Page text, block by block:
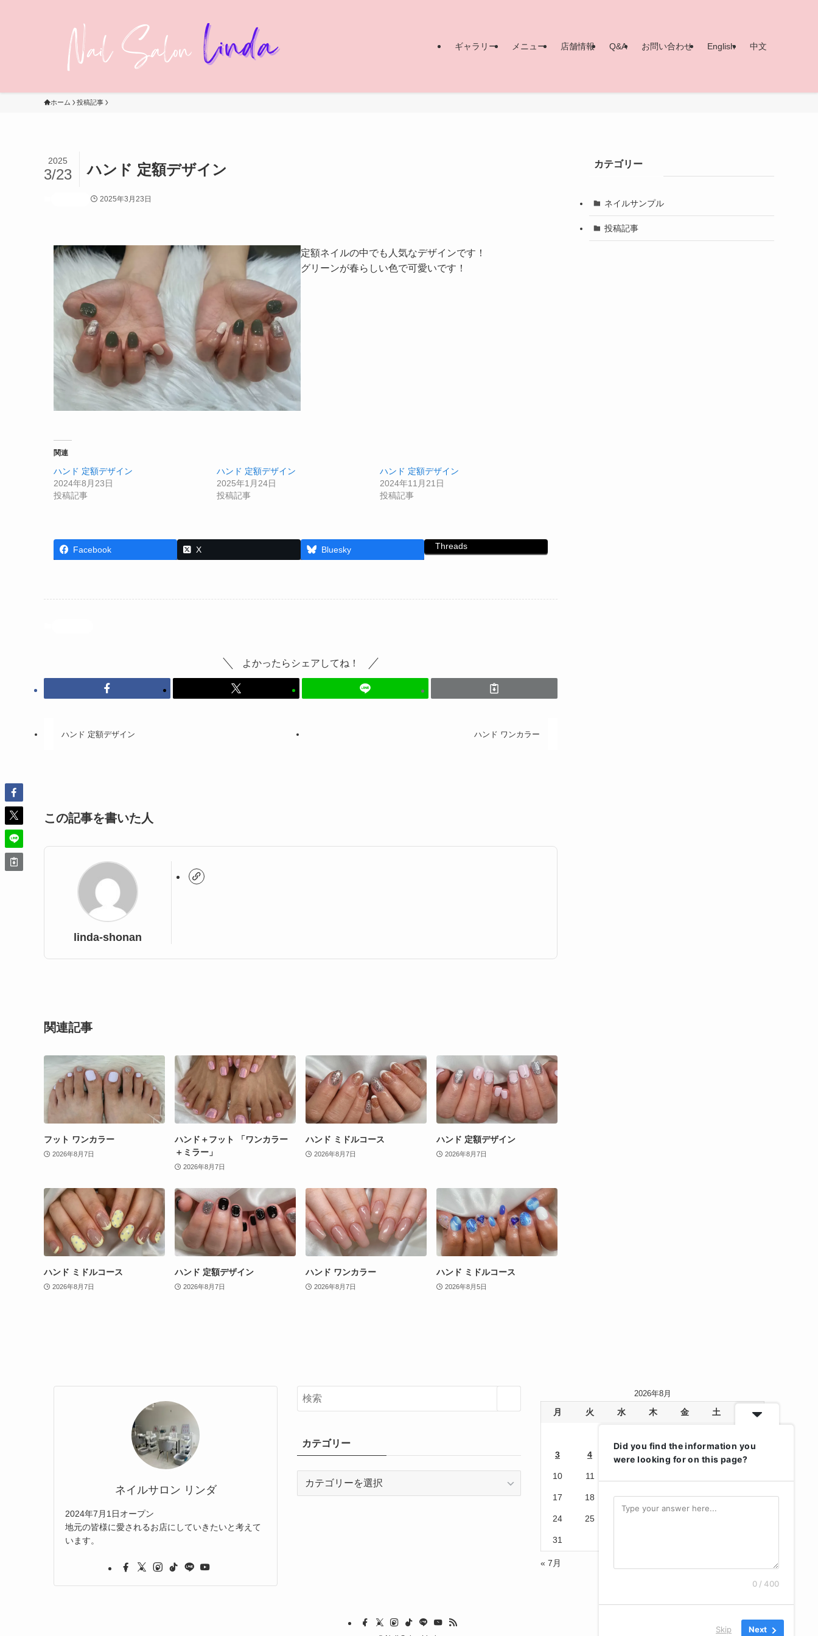
ギャラリー メニュー 店舗情報 Q&A お問い合わせ English 中文
ホーム 投稿記事
ハンド 定額デザイン
2025
3/23
2025年3月23日
定額ネイルの中でも人気なデザインです！
グリーンが春らしい色で可愛いです！
関連
ハンド 定額デザイン
2024年8月23日
投稿記事
ハンド 定額デザイン
2025年1月24日
投稿記事
ハンド 定額デザイン
2024年11月21日
投稿記事
Facebook X Bluesky Threads
よかったらシェアしてね！
ハンド 定額デザイン ハンド ワンカラー
この記事を書いた人
linda-shonan
関連記事
フット ワンカラー
2026年8月7日
ハンド＋フット 「ワンカラー
＋ミラー」
2026年8月7日
ハンド ミドルコース
2026年8月7日
ハンド 定額デザイン
2026年8月7日
ハンド ミドルコース
2026年8月7日
ハンド 定額デザイン
2026年8月7日
ハンド ワンカラー
2026年8月7日
ハンド ミドルコース
2026年8月5日
カテゴリー
ネイルサンプル
投稿記事
ネイルサロン リンダ
2024年7月1日オープン
地元の皆様に愛されるお店にしていきたいと考えて
います。
カテゴリー
2026年8月
月 火 水 木 金 土
3 4 6 9
10 11
17 18 19 20 21 22 23
24 25
31
« 7月
Did you find the information you
were looking for on this page?
0 / 400
Skip Next